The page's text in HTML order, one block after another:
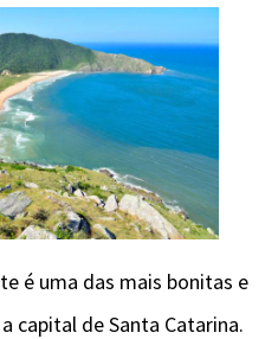
é uma das mais bonitas e
capital de Santa Catarina.